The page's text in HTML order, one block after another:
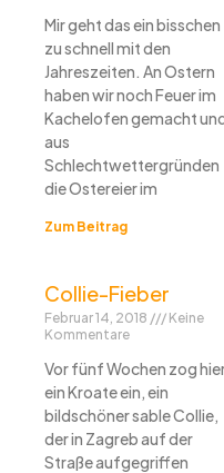
Mir geht das ein bisschen
zu schnell mit den
Jahreszeiten. An Ostern
haben wir noch Feuer im
Kachelofen gemacht
aus
Schlechtwettergründen
die Ostereier im
Zum Beitrag
Collie-Fieber
Februar 14, 2018
Keine
Kommentare
Vor fünf Wochen zog
ein Kroate ein, ein
bildschöner sable Collie,
der in Zagreb auf der
Straße aufgegriffen